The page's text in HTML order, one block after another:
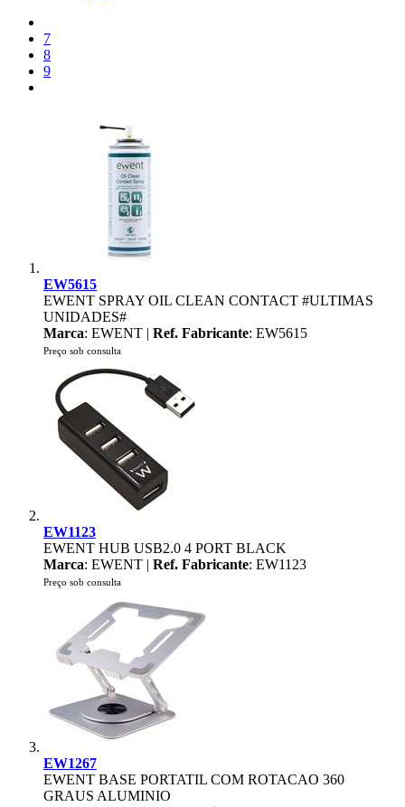
7
8
9
EW5615
EWENT SPRAY OIL CLEAN CONTACT #ULTIMAS
UNIDADES#
Marca: EWENT | Ref. Fabricante: EW5615
Preço sob consulta
EW1123
EWENT HUB USB2.0 4 PORT BLACK
Marca: EWENT | Ref. Fabricante: EW1123
Preço sob consulta
EW1267
EWENT BASE PORTATIL COM ROTACAO 360
GRAUS ALUMINIO